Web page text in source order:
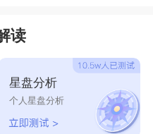
凌雪 绮菱
凌珍
紫笙
读
星盘分析
个人星盘分析